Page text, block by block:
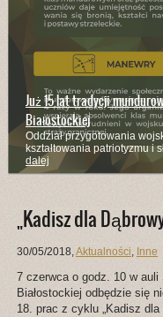
Już 15 lat tradycji
Białostockiej
Oddział przygotowania
kształtowania patriotyzmu i
dalej
„Kadisz dla
30/05/2018,Aktualności, Inne
7 czerwca o godz. 10 w auli
Białostockiej odbędzie się
18. prac z cyklu „Kadisz